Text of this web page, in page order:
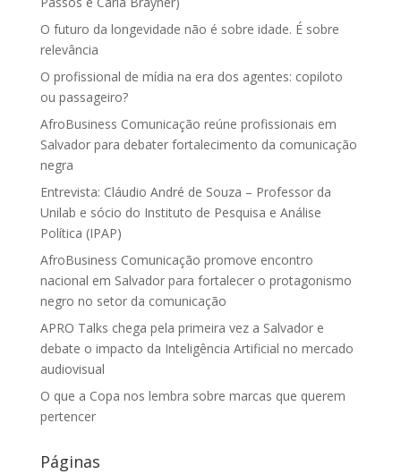
O futuro da longevidade não é sobre idade. É sobre
relevância
O profissional de mídia na era dos agentes: copiloto
ou passageiro?
AfroBusiness Comunicação reúne profissionais em
Salvador para debater fortalecimento da comunicação
negra
Entrevista: Cláudio André de Souza – Professor da
Unilab e sócio do Instituto de Pesquisa e Análise
Política (IPAP)
AfroBusiness Comunicação promove encontro
nacional em Salvador para fortalecer o protagonismo
negro no setor da comunicação
APRO Talks chega pela primeira vez a Salvador e
debate o impacto da Inteligência Artificial no mercado
audiovisual
O que a Copa nos lembra sobre marcas que querem
pertencer
Páginas